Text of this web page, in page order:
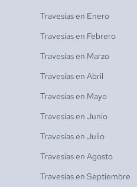
Travesías en Enero
Travesías en Febrero
Travesías en Marzo
Travesías en Abril
Travesías en Mayo
Travesías en Junio
Travesías en Julio
Travesías en Agosto
Travesías en Septiembre